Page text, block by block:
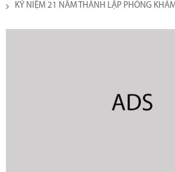
KỶ NIỆM 21 NĂM THÀNH LẬP PHÒNG